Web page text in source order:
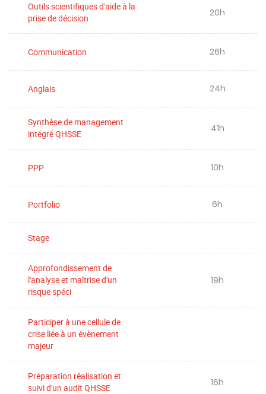
Outils scientifiques d'aide à la
prise de décision
20h
Communication 26h
Anglais 24h
Synthèse de management
intégré QHSSE
41h
PPP 10h
Portfolio 6h
Stage
Approfondissement de
l'analyse et maîtrise d'un
risque spéci
19h
Participer à une cellule de
crise liée à un évènement
majeur
Préparation réalisation et
suivi d'un audit QHSSE
16h